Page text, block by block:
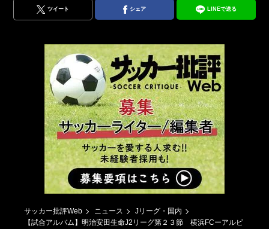
ツイート シェア LINEで送る
サッカー批評Web ニュース
Jリーグ・国内
【試合アルバム】明治安田生命J2リーグ第２３節 横浜FCーアルビ